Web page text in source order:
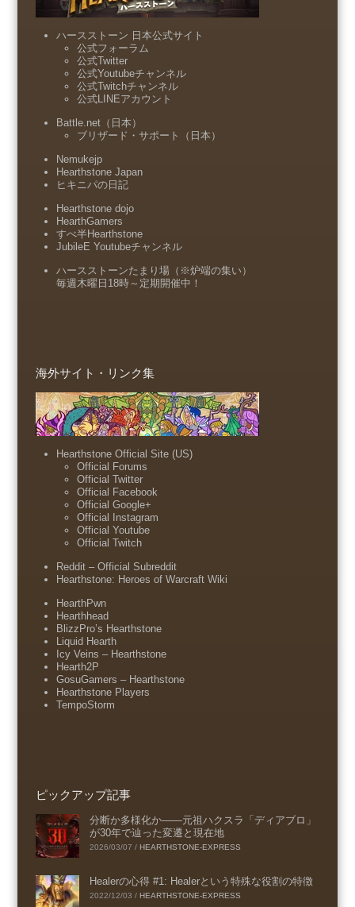
ハースストーン 日本公式サイト
公式フォーラム
公式Twitter
公式Youtubeチャンネル
公式Twitchチャンネル
公式LINEアカウント
Battle.net（日本）
ブリザード・サポート（日本）
Nemukejp
Hearthstone Japan
ヒキニパの日記
Hearthstone dojo
HearthGamers
すべ半Hearthstone
JubileE Youtubeチャンネル
ハースストーンたまり場（※炉端の集い）
毎週木曜日18時～定期開催中！
海外サイト・リンク集
Hearthstone Official Site (US)
Official Forums
Official Twitter
Official Facebook
Official Google+
Official Instagram
Official Youtube
Official Twitch
Reddit – Official Subreddit
Hearthstone: Heroes of Warcraft Wiki
HearthPwn
Hearthhead
BlizzPro’s Hearthstone
Liquid Hearth
Icy Veins – Hearthstone
Hearth2P
GosuGamers – Hearthstone
Hearthstone Players
TempoStorm
ピックアップ記事
分断か多様化か――元祖ハクスラ「ディアブロ」
が30年で辿った変遷と現在地
2026/03/07 / HEARTHSTONE-EXPRESS
Healerの心得 #1: Healerという特殊な役割の特徴
2022/12/03 / HEARTHSTONE-EXPRESS